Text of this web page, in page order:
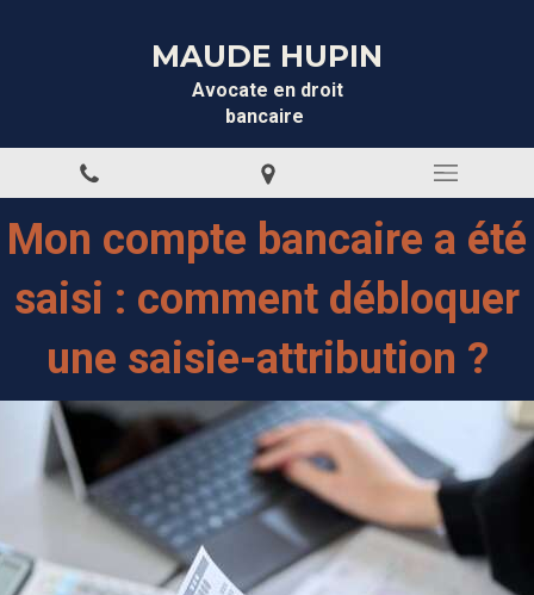
MAUDE HUPIN
Avocate en droit
bancaire
Mon compte bancaire a été
saisi : comment débloquer
une saisie-attribution ?